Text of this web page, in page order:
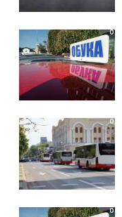
0
0
0